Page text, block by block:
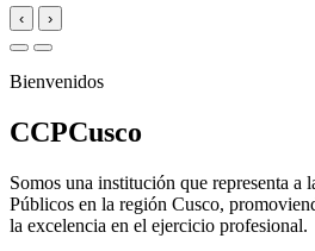
‹ ›
Bienvenidos
CCPCusco
Somos una institución que representa a
Públicos en la región Cusco,
la excelencia en el ejercicio profesional.